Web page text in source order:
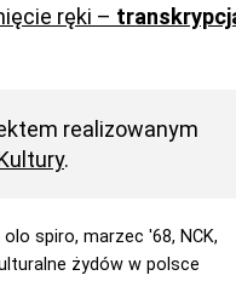
ręki –
realizowanym
.
olo spiro, marzec '68, NCK,
żydów w polsce